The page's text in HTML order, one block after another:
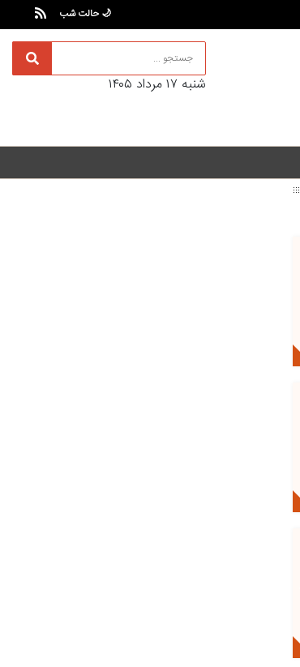
🌙 حالت شب
شنبه ۱۷ مرداد ۱۴۰۵